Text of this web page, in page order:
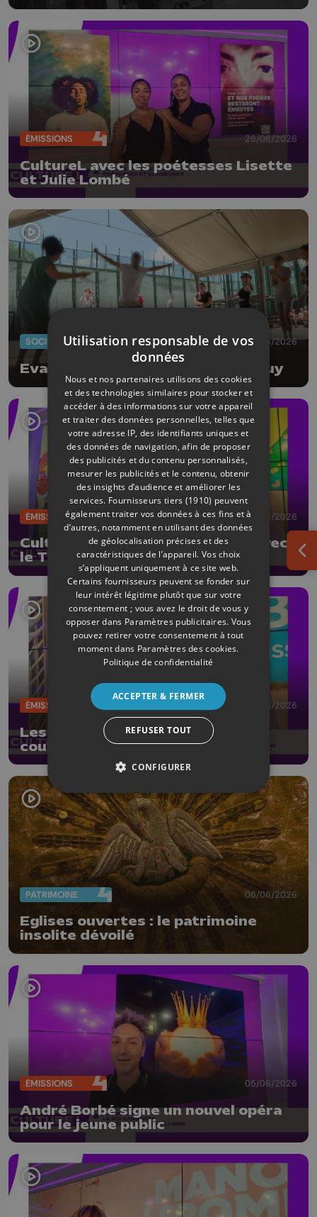
ÉMISSIONS 26/06/2026
CultureL avec les poétesses Lisette
et Julie Lombé
SOCIÉTÉ 20/06/2026
Evasion musicale à la prison de Huy
ÉMISSIONS 19/06/2026
CultureL au Festival d'Avignon avec
le Théâtre des Doms
ÉMISSIONS 12/06/2026
Les 10 ans de la Boverie : les
coulisses d'une collection
PATRIMOINE 06/06/2026
Eglises ouvertes : le patrimoine
insolite dévoilé
ÉMISSIONS 05/06/2026
André Borbé signe un nouvel opéra
pour le jeune public
Utilisation responsable de vos
données
Nous et nos partenaires utilisons des cookies
et des technologies similaires pour stocker et
accéder à des informations sur votre appareil
et traiter des données personnelles, telles que
votre adresse IP, des identifiants uniques et
des données de navigation, afin de proposer
des publicités et du contenu personnalisés,
mesurer les publicités et le contenu, obtenir
des insights d’audience et améliorer les
services. Fournisseurs tiers (1910) peuvent
également traiter vos données à ces fins et à
d’autres, notamment en utilisant des données
de géolocalisation précises et des
caractéristiques de l’appareil. Vos choix
s’appliquent uniquement à ce site web.
Certains fournisseurs peuvent se fonder sur
leur intérêt légitime plutôt que sur votre
consentement ; vous avez le droit de vous y
opposer dans Paramètres publicitaires. Vous
pouvez retirer votre consentement à tout
moment dans Paramètres des cookies.
Politique de confidentialité
ACCEPTER & FERMER
REFUSER TOUT
CONFIGURER